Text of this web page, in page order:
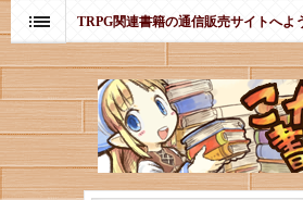
TRPG関連書籍の通信販売サイトへよ